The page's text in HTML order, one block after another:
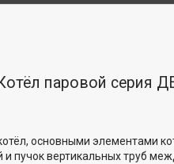
паровой серия
основными элементами
пучок вертикальных труб